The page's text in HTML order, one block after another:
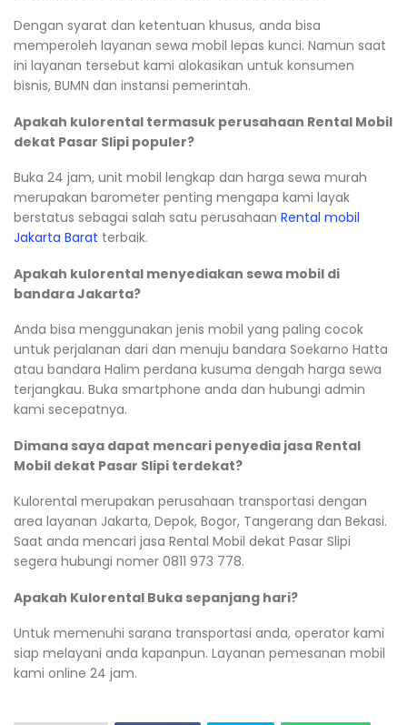
Dengan syarat dan ketentuan khusus, anda bisa
memperoleh layanan sewa mobil lepas kunci. Namun saat
ini layanan tersebut kami alokasikan untuk konsumen
bisnis, BUMN dan instansi pemerintah.
Apakah kulorental termasuk perusahaan Rental Mobil
dekat Pasar Slipi populer?
Buka 24 jam, unit mobil lengkap dan harga sewa murah
merupakan barometer penting mengapa kami layak
berstatus sebagai salah satu perusahaan Rental mobil
Jakarta Barat terbaik.
Apakah kulorental menyediakan sewa mobil di
bandara Jakarta?
Anda bisa menggunakan jenis mobil yang paling cocok
untuk perjalanan dari dan menuju bandara Soekarno Hatta
atau bandara Halim perdana kusuma dengah harga sewa
terjangkau. Buka smartphone anda dan hubungi admin
kami secepatnya.
Dimana saya dapat mencari penyedia jasa Rental
Mobil dekat Pasar Slipi terdekat?
Kulorental merupakan perusahaan transportasi dengan
area layanan Jakarta, Depok, Bogor, Tangerang dan Bekasi.
Saat anda mencari jasa Rental Mobil dekat Pasar Slipi
segera hubungi nomer 0811 973 778.
Apakah Kulorental Buka sepanjang hari?
Untuk memenuhi sarana transportasi anda, operator kami
siap melayani anda kapanpun. Layanan pemesanan mobil
kami online 24 jam.